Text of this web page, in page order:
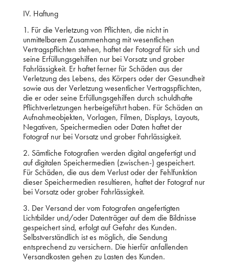
IV. Haftung
1. Für die Verletzung von Pflichten, die nicht in
unmittelbarem Zusammenhang mit wesentlichen
Vertragspflichten stehen, haftet der Fotograf für sich und
seine Erfüllungsgehilfen nur bei Vorsatz und grober
Fahrlässigkeit. Er haftet ferner für Schäden aus der
Verletzung des Lebens, des Körpers oder der Gesundheit
sowie aus der Verletzung wesentlicher Vertragspflichten,
die er oder seine Erfüllungsgehilfen durch schuldhafte
Pflichtverletzungen herbeigeführt haben. Für Schäden an
Aufnahmeobjekten, Vorlagen, Filmen, Displays, Layouts,
Negativen, Speichermedien oder Daten haftet der
Fotograf nur bei Vorsatz und grober Fahrlässigkeit.
2. Sämtliche Fotografien werden digital angefertigt und
auf digitalen Speichermedien (zwischen-) gespeichert.
Für Schäden, die aus dem Verlust oder der Fehlfunktion
dieser Speichermedien resultieren, haftet der Fotograf nur
bei Vorsatz oder grober Fahrlässigkeit.
3. Der Versand der vom Fotografen angefertigten
Lichtbilder und/oder Datenträger auf dem die Bildnisse
gespeichert sind, erfolgt auf Gefahr des Kunden.
Selbstverständlich ist es möglich, die Sendung
entsprechend zu versichern. Die hierfür anfallenden
Versandkosten gehen zu Lasten des Kunden.